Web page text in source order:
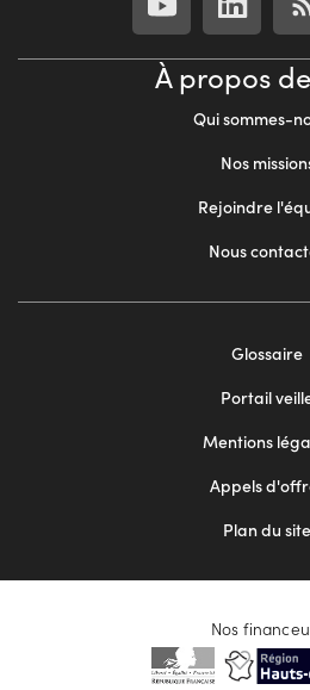
À propos
Qui sommes-
Nos
Rejoindre
Nous
Glossaire
Portail
Mentions
Appels
Plan du site
Nos